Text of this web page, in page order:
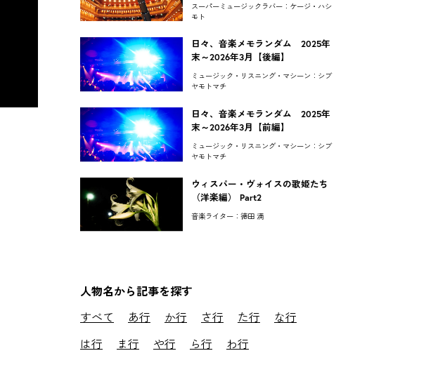
スーパーミュージックラバー：ケージ・ハシ
モト
日々、音楽メモランダム 2025年
末～2026年3月【後編】
ミュージック・リスニング・マシーン：シブ
ヤモトマチ
日々、音楽メモランダム 2025年
末～2026年3月【前編】
ミュージック・リスニング・マシーン：シブ
ヤモトマチ
ウィスパー・ヴォイスの歌姫たち
（洋楽編） Part2
音楽ライター：徳田 満
人物名から記事を探す
すべて
あ行 か行 さ行 た行
な行
は行
ま行 や行 ら行 わ行